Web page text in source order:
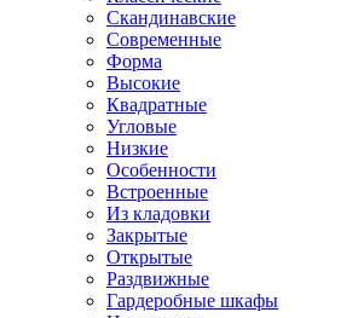
Скандинавские
Современные
Форма
Высокие
Квадратные
Угловые
Низкие
Особенности
Встроенные
Из кладовки
Закрытые
Открытые
Раздвижные
Гардеробные шкафы